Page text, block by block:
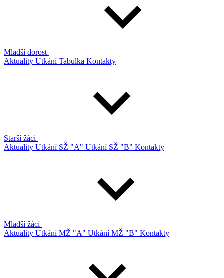
Mladší dorost
Aktuality UtkáníTabulka Kontakty
Starší žáci
Aktuality Utkání SŽ "A" Utkání SŽ "B" Kontakty
Mladší žáci
Aktuality Utkání MŽ "A" Utkání MŽ "B" Kontakty